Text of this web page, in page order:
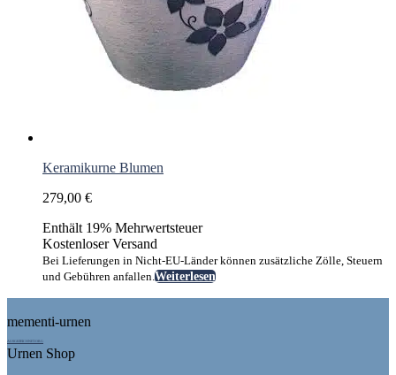
Keramikurne Blumen
279,00 €
Enthält 19% Mehrwertsteuer
Kostenloser Versand
Bei Lieferungen in Nicht-EU-Länder können zusätzliche Zölle, Steuern
und Gebühren anfallen.Weiterlesen
mementi-urnen
AUSGEZEICHNET.ORG
Urnen Shop